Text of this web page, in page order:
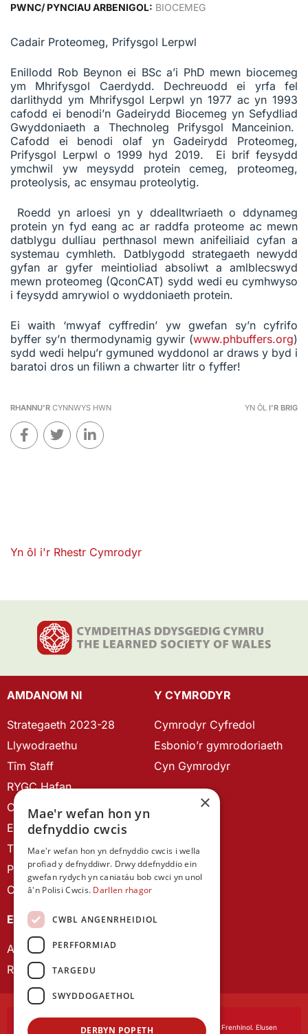
PWNC/ PYNCIAU ARBENIGOL: BIOCEMEG
Cadair Proteomeg, Prifysgol Lerpwl
Enillodd Rob Beynon ei BSc a’i PhD mewn biocemeg
ym Mhrifysgol Caerdydd. Dechreuodd ei yrfa fel
darlithydd ym Mhrifysgol Lerpwl yn 1977 ac yn 1993
cafodd ei benodi’n Gadeirydd Biocemeg yn Sefydliad
Gwyddoniaeth a Thechnoleg Prifysgol Manceinion.
Cafodd ei benodi olaf yn Gadeirydd Proteomeg,
Prifysgol Lerpwl o 1999 hyd 2019. Ei brif feysydd
ymchwil yw meysydd protein cemeg, proteomeg,
proteolysis, ac ensymau proteolytig.
Roedd yn arloesi yn y ddealltwriaeth o ddynameg
protein yn fyd eang ac ar raddfa proteome ac mewn
datblygu dulliau perthnasol mewn anifeiliaid cyfan a
systemau cymhleth. Datblygodd strategaeth newydd
gyfan ar gyfer meintioliad absoliwt a amlblecswyd
mewn proteomeg (QconCAT) sydd wedi eu cymhwyso
i feysydd amrywiol o wyddoniaeth protein.
Ei waith ‘mwyaf cyffredin’ yw gwefan sy’n cyfrifo
byffer sy’n thermodynamig gywir (www.phbuffers.org)
sydd wedi helpu’r gymuned wyddonol ar draws y byd i
baratoi dros un filiwn a chwarter litr o fyffer!
RHANNU'R CYNNWYS HWN YN ÔL I'R BRIG
Yn ôl i'r Rhestr Cymrodyr
AMDANOM NI
Strategaeth 2023-28
Llywodraethu
Tîm Staff
RYGC Hafan
Canllawiau brandio
Ein Hanes
Telerau ac Amodau
Polisi Preifatrwydd
Cysylltu â ni
Y CYMRODYR
Cymrodyr Cyfredol
Esbonio’r gymrodoriaeth
Cyn Gymrodyr
EIN CYHOEDDIADAU
Astudiaethau Cymreig
Rhwydwaith Ymchwil Gyrfa Cynnar
Cymdeithas Ddysgedig Cymru, corfforedig drwy Siarter Frenhinol. Elusen
×
Mae'r wefan hon yn
defnyddio cwcis
Mae'r wefan hon yn defnyddio cwcis i wella
profiad y defnyddiwr. Drwy ddefnyddio ein
gwefan rydych yn caniatáu bob cwci yn unol
â'n Polisi Cwcis. Darllen rhagor
CWBL ANGENRHEIDIOL
PERFFORMIAD
TARGEDU
SWYDDOGAETHOL
DERBYN POPETH